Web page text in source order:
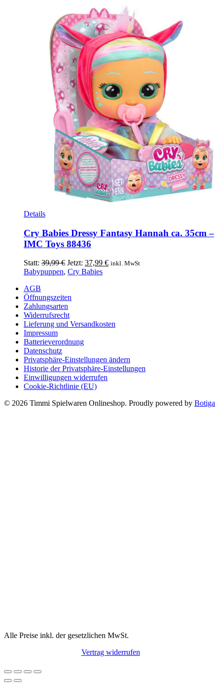
Details
Cry Babies Dressy Fantasy Hannah ca. 35cm –
IMC Toys 88436
Statt: 39,99€ Ursprünglicher
Preis
Jetzt: 37,99 €Aktueller
inkl. MwSt
Babypuppen, Cry Babies
AGB
Öffnungszeiten
Zahlungsarten
Widerrufsrecht
Lieferung und Versandkosten
Impressum
Batterieverordnung
Datenschutz
Privatsphäre-Einstellungen ändern
Historie der Privatsphäre-Einstellungen
Einwilligungen widerrufen
Cookie-Richtlinie (EU)
© 2026 Timmi Spielwaren Onlineshop. Proudly powered by Botiga
Alle Preise inkl. der gesetzlichen MwSt.
Vertrag widerrufen